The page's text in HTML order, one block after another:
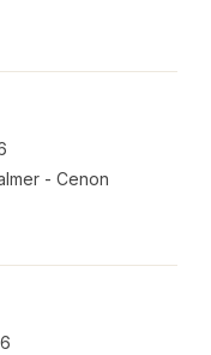
- Cenon